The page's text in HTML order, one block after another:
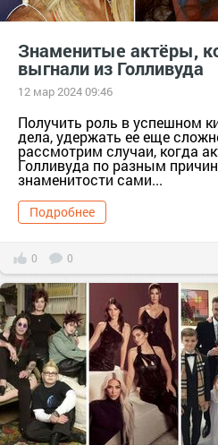
Знаменитые актёры,
выгнали из Голливуда
12 мар 2024 09:46
Получить роль в успешном
дела, удержать ее еще
рассмотрим случаи, когда
Голливуда по разным
знаменитости сами...
Подробнее
0 0